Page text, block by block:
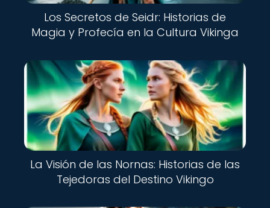
Los Secretos de Seidr: Historias de
Magia y Profecía en la Cultura Vikinga
La Visión de las Nornas: Historias de las
Tejedoras del Destino Vikingo